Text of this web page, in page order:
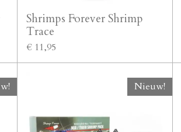
Shrimps Forever Shrimp
Trace
€ 11,95
Nieuw!